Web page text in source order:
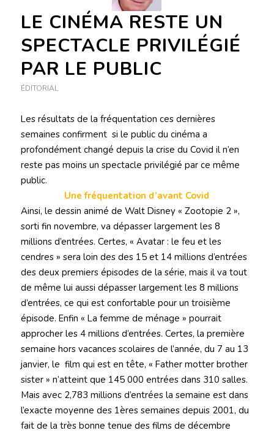
LE CINÉMA RESTE UN
SPECTACLE PRIVILÉGIÉ
PAR LE PUBLIC
ÉDITORIAL
Les résultats de la fréquentation ces dernières
semaines confirment si le public du cinéma a
profondément changé depuis la crise du Covid il n’en
reste pas moins un spectacle privilégié par ce même
public.
Une fréquentation d’avant Covid
Ainsi, le dessin animé de Walt Disney « Zootopie 2 »,
sorti fin novembre, va dépasser largement les 8
millions d’entrées. Certes, « Avatar : le feu et les
cendres » sera loin des des 15 et 14 millions d’entrées
des deux premiers épisodes de la série, mais il va tout
de même lui aussi dépasser largement les 8 millions
d’entrées, ce qui est confortable pour un troisième
épisode. Enfin « La femme de ménage » pourrait
approcher les 4 millions d’entrées. Certes, la première
semaine hors vacances scolaires de l’année, du 7 au 13
janvier, le film qui est en tête, « Father motter brother
sister » n’atteint que 145 000 entrées dans 310 salles.
Mais avec 2,783 millions d’entrées la semaine est dans
l’exacte moyenne des 1ères semaines depuis 2001, du
fait de la très bonne tenue des films de décembre